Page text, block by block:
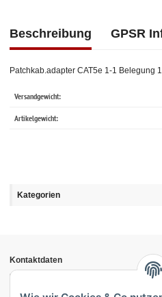
Beschreibung GPSR
Patchkab.adapter CAT5e 1-1 Belegung
Versandgewicht:
Artikelgewicht:
Kategorien
Kontaktdaten
Informationen
Gesetzliche Informationen